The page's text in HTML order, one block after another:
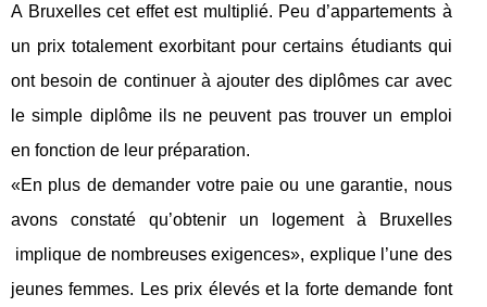
A Bruxelles cet effet est multiplié. Peu d’appartements à
un prix totalement exorbitant pour certains étudiants qui
ont besoin de continuer à ajouter des diplômes car avec
le simple diplôme ils ne peuvent pas trouver un emploi
en fonction de leur préparation.
«En plus de demander votre paie ou une garantie, nous
avons constaté qu’obtenir un logement à Bruxelles
implique de nombreuses exigences», explique l’une des
jeunes femmes. Les prix élevés et la forte demande font